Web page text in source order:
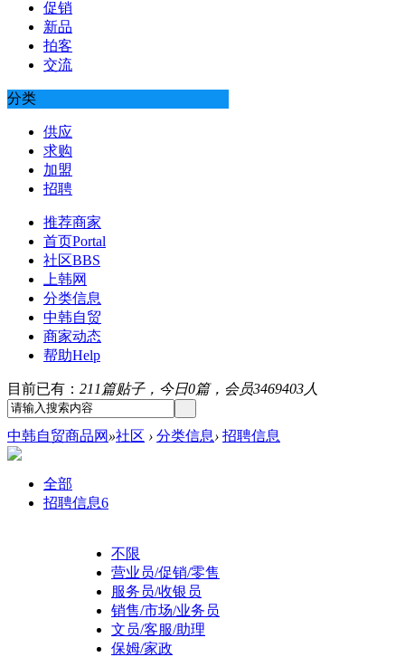
促销
新品
拍客
交流
分类
供应
求购
加盟
招聘
推荐商家
首页Portal
社区BBS
上韩网
分类信息
中韩自贸
商家动态
帮助Help
目前已有： 211篇贴子，今日0篇，会员3469403人
中韩自贸商品网 »社区 › 分类信息› 招聘信息
全部
招聘信息6
不限
营业员/促销/零售
服务员/收银员
销售/市场/业务员
文员/客服/助理
保姆/家政